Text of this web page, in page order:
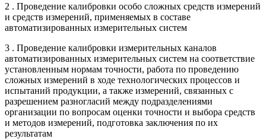
2 . Проведение калибровки особо сложных средств измерений
и средств измерений, применяемых в составе
автоматизированных измерительных систем
3 . Проведение калибровки измерительных каналов
автоматизированных измерительных систем на соответствие
установленным нормам точности, работа по проведению
сложных измерений в ходе технологических процессов и
испытаний продукции, а также измерений, связанных с
разрешением разногласий между подразделениями
организации по вопросам оценки точности и выбора средств
и методов измерений, подготовка заключения по их
результатам